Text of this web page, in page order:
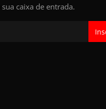
caixa de entrada.